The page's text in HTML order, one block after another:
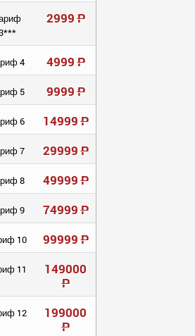
2999Р
4 4999Р
5 9999Р
6 14999Р
7 29999Р
8 49999Р
9 74999Р
10 99999Р
11
149000
Р
12
199000
Р